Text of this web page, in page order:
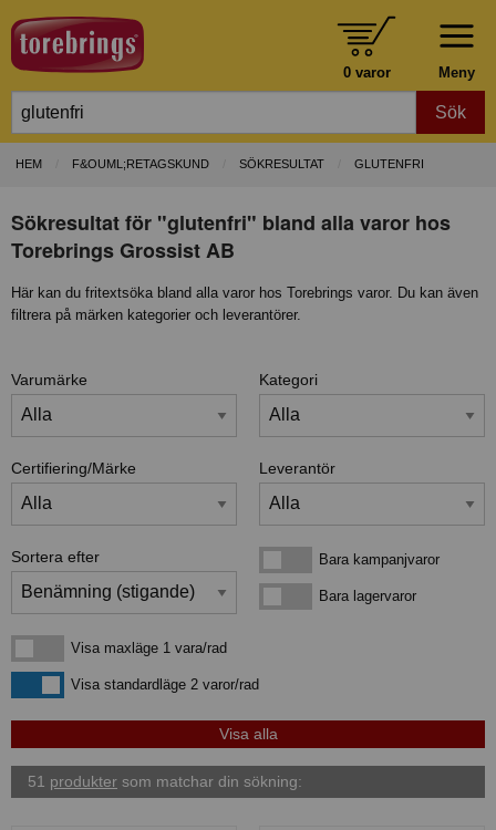
Meny
0 varor
Sök
HEM F&OUML;RETAGSKUND SÖKRESULTAT GLUTENFRI
Sökresultat för "glutenfri" bland alla varor hos
Torebrings Grossist AB
Här kan du fritextsöka bland alla varor hos Torebrings varor. Du kan även
filtrera på märken kategorier och leverantörer.
Varumärke Kategori
Certifiering/Märke Leverantör
Sortera efter Bara kampanjvarorBara kampanjvaror
Bara lagervarorBara lagervaror
Visa maxläge 1 vara/rad
Visa maxläge 1 vara/rad
Visa standardlägeVisa standardläge 2 varor/rad
51 produkter som matchar din sökning: